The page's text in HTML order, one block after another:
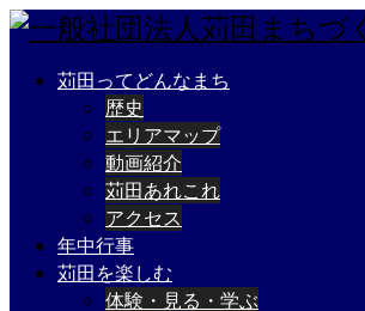
苅田ってどんなまち
歴史
エリアマップ
動画紹介
苅田あれこれ
アクセス
年中行事
苅田を楽しむ
体験・見る・学ぶ